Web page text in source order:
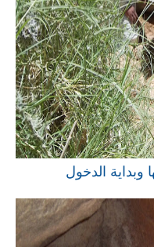
وبداية الدخول